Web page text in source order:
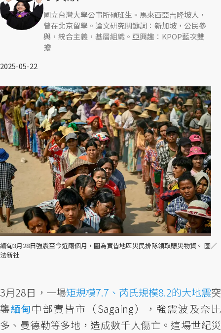
國立台灣大學公事所碩班生。馬來西亞吉隆坡人，
曾在北京留學。論文研究關鍵詞：新加坡，公民參
與，統合主義，基層組織。亞興趣：KPOP藍次雙
擔
2025-05-22
緬甸3月28日強震至今近兩個月，圖為實皆地區災民排隊領取賑災物資。 圖／
法新社
3月28日，一場矩規模7.7、芮氏規模8.2的大地震突
襲緬甸中部實皆市（Sagaing），強震波及奈比
多、曼德勒等多地，造成數千人傷亡。這場世紀災